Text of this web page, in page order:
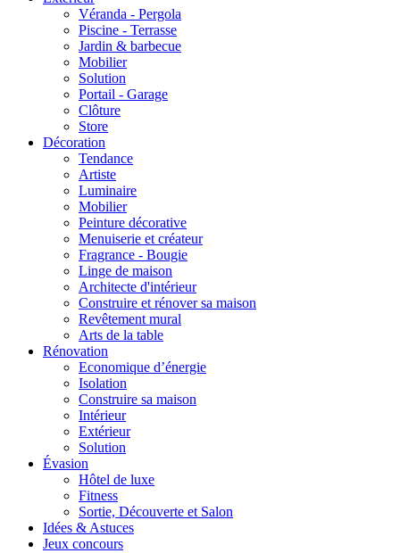
Véranda - Pergola
Piscine - Terrasse
Jardin & barbecue
Mobilier
Solution
Portail - Garage
Clôture
Store
Décoration
Tendance
Artiste
Luminaire
Mobilier
Peinture décorative
Menuiserie et créateur
Fragrance - Bougie
Linge de maison
Architecte d'intérieur
Construire et rénover sa maison
Revêtement mural
Arts de la table
Rénovation
Economique d’énergie
Isolation
Construire sa maison
Intérieur
Extérieur
Solution
Évasion
Hôtel de luxe
Fitness
Sortie, Découverte et Salon
Idées & Astuces
Jeux concours